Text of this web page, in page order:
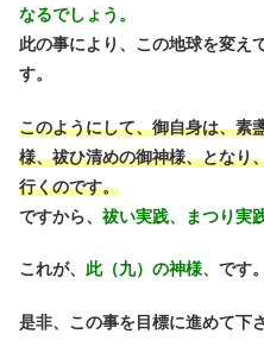
なるでしょう。
此の事により、この地球を変え
す。
このようにして、御自身は、素
様、祓ひ清めの御神様、となり
行くのです。
ですから、 祓い実践、まつり実
これが、 此（九）の神様、 です。
是非、この事を目標に進めて下さ